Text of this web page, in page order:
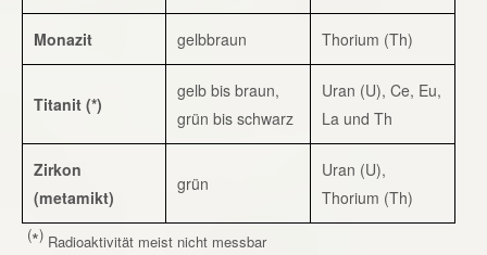
Monazit gelbbraun Thorium (Th)
Titanit (*)
gelb bis braun,
grün bis schwarz
Uran (U), Ce, Eu,
La und Th
Zirkon
(metamikt)
grün
Uran (U),
Thorium (Th)
(*) Radioaktivität meist nicht messbar